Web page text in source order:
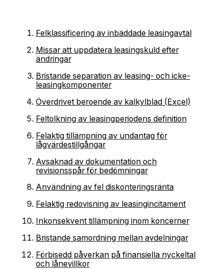
Felklassificering av inbäddade leasingavtal
Missar att uppdatera leasingskuld efter
ändringar
Bristande separation av leasing- och icke-
leasingkomponenter
Överdrivet beroende av kalkylblad (Excel)
Feltolkning av leasingperiodens definition
Felaktig tillämpning av undantag för
lågvärdestillgångar
Avsaknad av dokumentation och
revisionsspår för bedömningar
Användning av fel diskonteringsränta
Felaktig redovisning av leasingincitament
Inkonsekvent tillämpning inom koncerner
Bristande samordning mellan avdelningar
Förbisedd påverkan på finansiella nyckeltal
och lånevillkor